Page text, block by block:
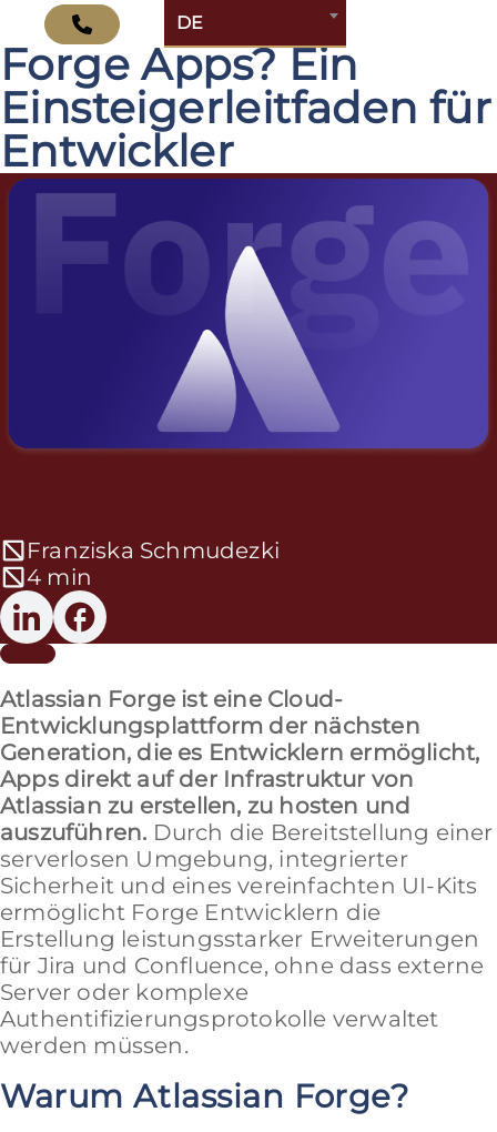
DE
Was sind Atlassian
Forge Apps? Ein
Einsteigerleitfaden für
Entwickler
Franziska Schmudezki
4 min
Atlassian Forge ist eine Cloud-
Entwicklungsplattform der nächsten
Generation, die es Entwicklern ermöglicht,
Apps direkt auf der Infrastruktur von
Atlassian zu erstellen, zu hosten und
auszuführen. Durch die Bereitstellung einer
serverlosen Umgebung, integrierter
Sicherheit und eines vereinfachten UI-Kits
ermöglicht Forge Entwicklern die
Erstellung leistungsstarker Erweiterungen
für Jira und Confluence, ohne dass externe
Server oder komplexe
Authentifizierungsprotokolle verwaltet
werden müssen.
Warum Atlassian Forge?